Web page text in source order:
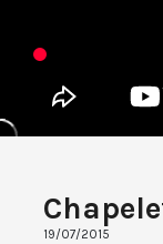
19/07/2015